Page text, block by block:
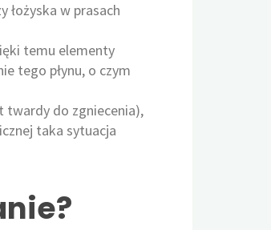
łożyska w prasach
temu elementy
tego płynu, o czym
twardy do zgniecenia),
taka sytuacja